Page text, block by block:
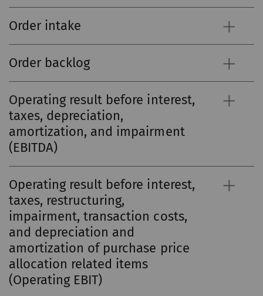
Order intake
Order backlog
Operating result before interest,
taxes, depreciation,
amortization, and impairment
(EBITDA)
Operating result before interest,
taxes, restructuring,
impairment, transaction costs,
and depreciation and
amortization of purchase price
allocation related items
(Operating EBIT)